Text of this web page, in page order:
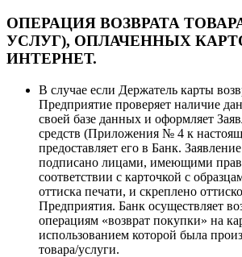
ОПЕРАЦИЯ ВОЗВРАТА
УСЛУГ), ОПЛАЧЕННЫХ
ИНТЕРНЕТ.
В случае если Держатель карты
Предприятие проверяет наличие
своей базе данных и оформляет
средств (Приложения № 4 к
предоставляет его в Банк.
подписано лицами, имеющими
соответствии с карточкой с
оттиска печати, и скреплено
Предприятия. Банк осуществляет
операциям «возврат покупки» на
использованием которой была
товара/услуги.